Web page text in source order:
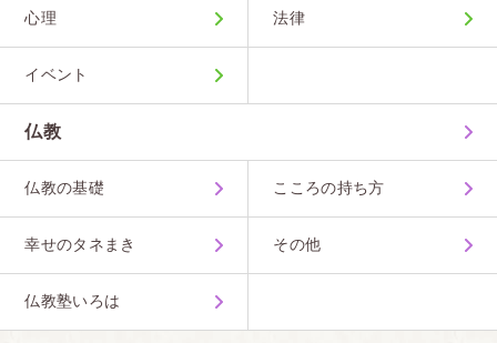
心理 法律
イベント
仏教
仏教の基礎 こころの持ち方
幸せのタネまき その他
仏教塾いろは